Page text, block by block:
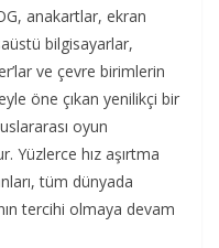
anakartlar, ekran
bilgisayarlar,
ve çevre birimlerin
öne çıkan yenilikçi bir
oyun
Yüzlerce hız aşırtma
tüm dünyada
tercihi olmaya devam